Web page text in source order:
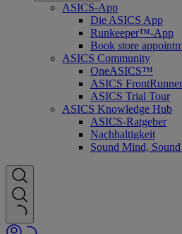
ASICS-App
Die ASICS App
Runkeeper™-App
Book store
ASICS Community
OneASICS™
ASICS FrontRunner
ASICS Trial Tour
ASICS Knowledge Hub
ASICS-Ratgeber
Nachhaltigkeit
Sound Mind,